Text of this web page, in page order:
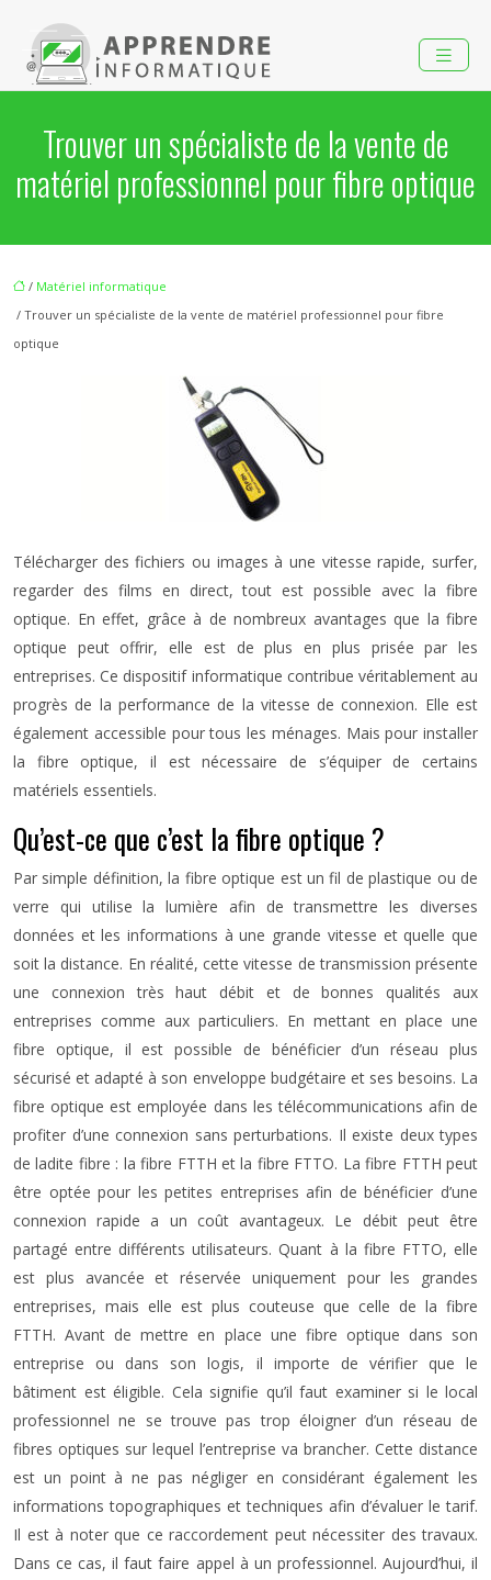
Trouver un spécialiste de la vente de
matériel professionnel pour fibre optique
/ Matériel informatique
/ Trouver un spécialiste de la vente de matériel professionnel pour fibre
optique
Télécharger des fichiers ou images à une vitesse rapide, surfer,
regarder des films en direct, tout est possible avec la fibre
optique. En effet, grâce à de nombreux avantages que la fibre
optique peut offrir, elle est de plus en plus prisée par les
entreprises. Ce dispositif informatique contribue véritablement au
progrès de la performance de la vitesse de connexion. Elle est
également accessible pour tous les ménages. Mais pour installer
la fibre optique, il est nécessaire de s’équiper de certains
matériels essentiels.
Qu’est-ce que c’est la fibre optique ?
Par simple définition, la fibre optique est un fil de plastique ou de
verre qui utilise la lumière afin de transmettre les diverses
données et les informations à une grande vitesse et quelle que
soit la distance. En réalité, cette vitesse de transmission présente
une connexion très haut débit et de bonnes qualités aux
entreprises comme aux particuliers. En mettant en place une
fibre optique, il est possible de bénéficier d’un réseau plus
sécurisé et adapté à son enveloppe budgétaire et ses besoins. La
fibre optique est employée dans les télécommunications afin de
profiter d’une connexion sans perturbations. Il existe deux types
de ladite fibre : la fibre FTTH et la fibre FTTO. La fibre FTTH peut
être optée pour les petites entreprises afin de bénéficier d’une
connexion rapide a un coût avantageux. Le débit peut être
partagé entre différents utilisateurs. Quant à la fibre FTTO, elle
est plus avancée et réservée uniquement pour les grandes
entreprises, mais elle est plus couteuse que celle de la fibre
FTTH. Avant de mettre en place une fibre optique dans son
entreprise ou dans son logis, il importe de vérifier que le
bâtiment est éligible. Cela signifie qu’il faut examiner si le local
professionnel ne se trouve pas trop éloigner d’un réseau de
fibres optiques sur lequel l’entreprise va brancher. Cette distance
est un point à ne pas négliger en considérant également les
informations topographiques et techniques afin d’évaluer le tarif.
Il est à noter que ce raccordement peut nécessiter des travaux.
Dans ce cas, il faut faire appel à un professionnel. Aujourd’hui, il